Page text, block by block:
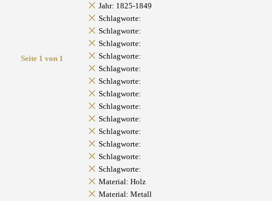
Seite 1 von 1
Jahr: 1825-1849
Schlagworte:
Schlagworte:
Schlagworte:
Schlagworte:
Schlagworte:
Schlagworte:
Schlagworte:
Schlagworte:
Schlagworte:
Schlagworte:
Schlagworte:
Schlagworte:
Schlagworte:
Material: Holz
Material: Metall